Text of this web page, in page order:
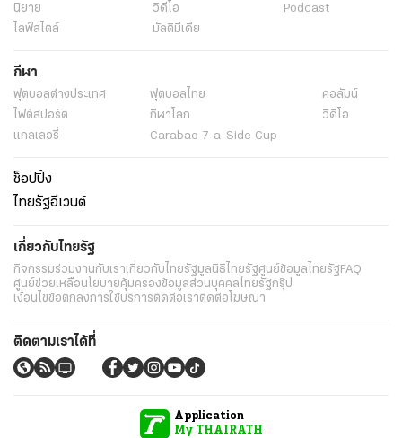
นิยาย
วิดีโอ
Podcast
ไลฟ์สไตล์
มัลติมีเดีย
กีฬา
ฟุตบอลต่่างประเทศ ฟุตบอลไทย
คอลัมน์
ไฟต์สปอร์ต
กีฬาโลก
วิดีโอ
แกลเลอรี่
Carabao 7-a-Side Cup
ช็อปปิ้ง
ไทยรัฐอีเวนต์
เกี่ยวกับไทยรัฐ
กิจกรรมร่วมงานกับเราเกี่ยวกับไทยรัฐมูลนิธิไทยรัฐศูนย์ข้อมูลไทยรัฐFAQ
ศูนย์ช่วยเหลือนโยบายคุ้มครองข้อมูลส่วนบุคคลไทยรัฐกรุ๊ป
เงื่อนไขข้อตกลงการใช้บริการติดต่อเราติดต่อโฆษณา
ติดตามเราได้ที่
Application
My THAIRATH